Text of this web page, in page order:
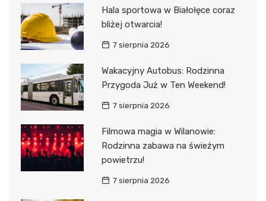
Hala sportowa w Białołęce coraz
bliżej otwarcia!
7 sierpnia 2026
Wakacyjny Autobus: Rodzinna
Przygoda Już w Ten Weekend!
7 sierpnia 2026
Filmowa magia w Wilanowie:
Rodzinna zabawa na świeżym
powietrzu!
7 sierpnia 2026